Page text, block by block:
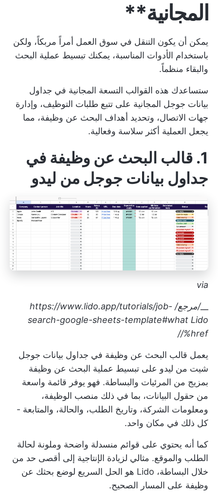
المجانية**
يمكن أن يكون التنقل في سوق العمل أمراً مربكاً، ولكن
باستخدام الأدوات المناسبة، يمكنك تبسيط عملية البحث
والبقاء منظماً.
ستساعدك هذه القوالب التسعة المجانية في جداول
بيانات جوجل المجانية على تتبع طلبات التوظيف، وإدارة
جهات الاتصال، وتحديد أهداف البحث عن وظيفة، مما
يجعل العملية أكثر سلاسة وفعالية.
1. قالب البحث عن وظيفة في
جداول بيانات جوجل من ليدو
via
__/مرجع/ https://www.lido.app/tutorials/job-
search-google-sheets-template#what Lido
/%href/
يعمل قالب البحث عن وظيفة في جداول بيانات جوجل
شيت من ليدو على تبسيط عملية البحث عن وظيفة
بمزيج من المرئيات والبساطة. فهو يوفر قائمة واسعة
من حقول البيانات، بما في ذلك منصب الوظيفة،
ومعلومات الشركة، وتاريخ الطلب، والحالة، والمتابعة -
كل ذلك في مكان واحد.
كما أنه يحتوي على قوائم منسدلة واضحة وملونة لحالة
الطلب والموقع. مثالي لزيادة الإنتاجية إلى أقصى حد من
خلال البساطة، Lido هو الحل السريع لوضع بحثك عن
وظيفة على المسار الصحيح.